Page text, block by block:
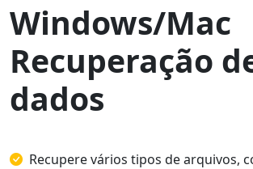
Windows/Mac
Recuperação
dados
Recupere vários tipos de arquivos,